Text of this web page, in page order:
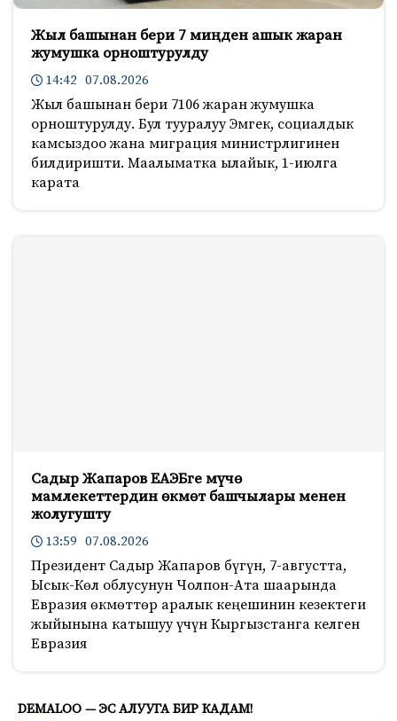
Жыл башынан бери 7 миңден ашык жаран
жумушка орноштурулду
14:42 07.08.2026
Жыл башынан бери 7106 жаран жумушка
орноштурулду. Бул тууралуу Эмгек, социалдык
камсыздоо жана миграция министрлигинен
билдиришти. Маалыматка ылайык, 1-июлга
карата
Садыр Жапаров ЕАЭБге мүчө
мамлекеттердин өкмөт башчылары менен
жолугушту
13:59 07.08.2026
Президент Садыр Жапаров бүгүн, 7-августта,
Ысык-Көл облусунун Чолпон-Ата шаарында
Евразия өкмөттөр аралык кеңешинин кезектеги
жыйынына катышуу үчүн Кыргызстанга келген
Евразия
DEMALOO — ЭС АЛУУГА БИР КАДАМ!